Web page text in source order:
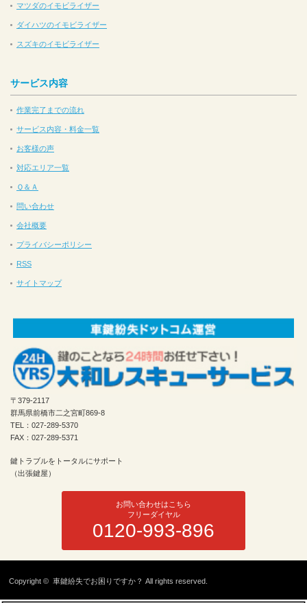
マツダのイモビライザー
ダイハツのイモビライザー
スズキのイモビライザー
サービス内容
作業完了までの流れ
サービス内容・料金一覧
お客様の声
対応エリア一覧
Ｑ＆Ａ
問い合わせ
会社概要
プライバシーポリシー
RSS
サイトマップ
〒379-2117
群馬県前橋市二之宮町869-8
TEL：027-289-5370
FAX：027-289-5371
鍵トラブルをトータルにサポート
（出張鍵屋）
お問い合わせはこちら
フリーダイヤル
0120-993-896
Copyright ©車鍵紛失でお困りですか？ All rights reserved.